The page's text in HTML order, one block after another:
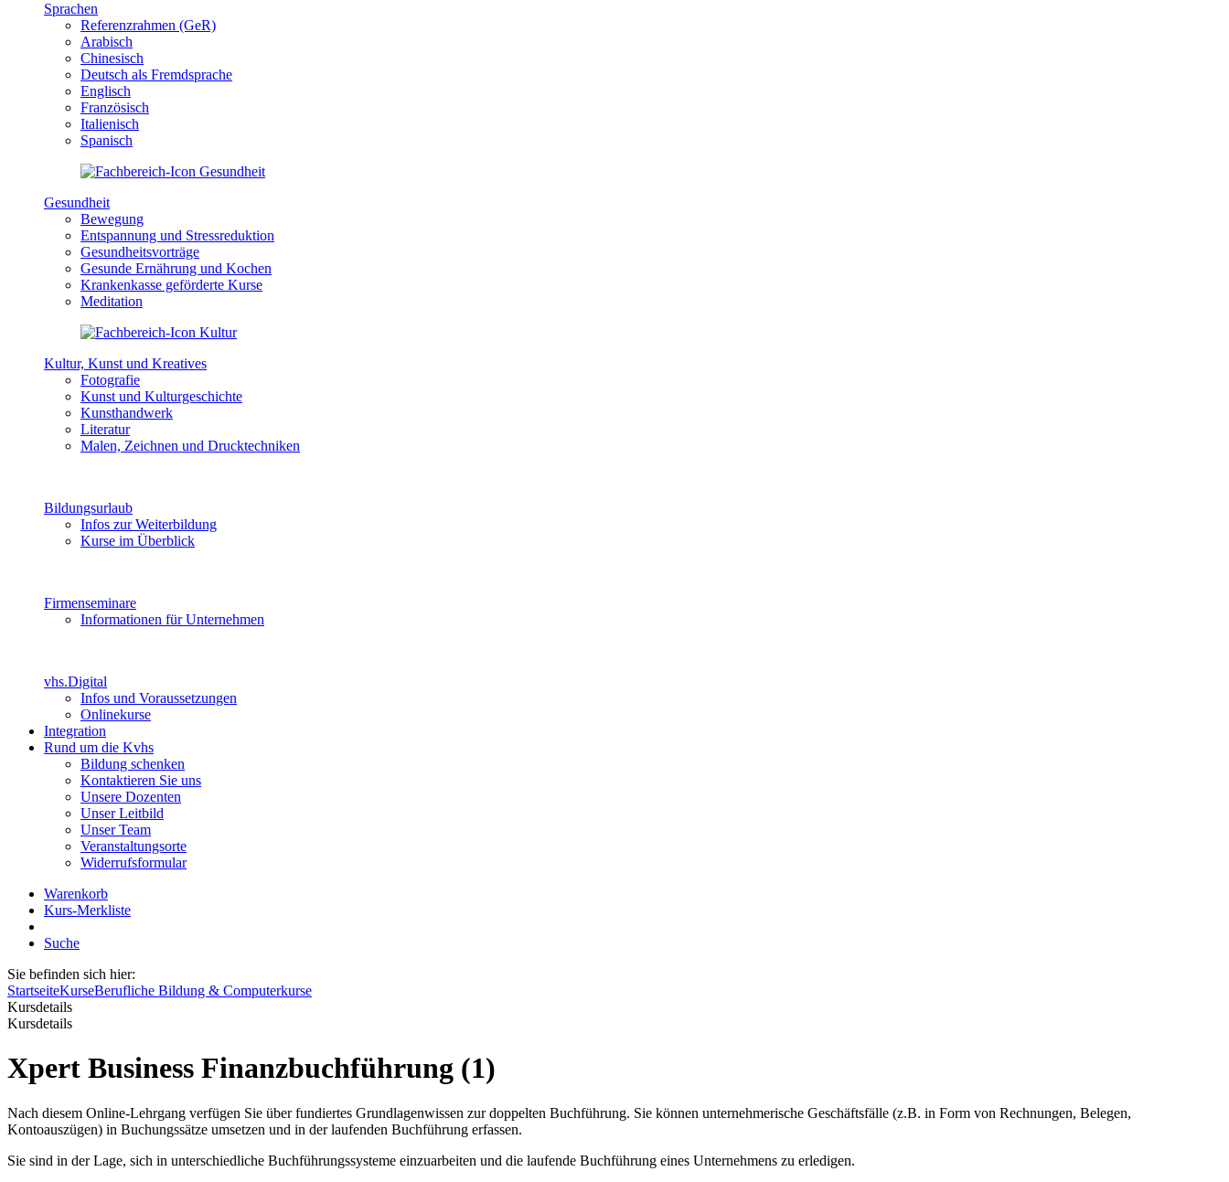
Sprachen
Referenzrahmen (GeR)
Arabisch
Chinesisch
Deutsch als Fremdsprache
Englisch
Französisch
Italienisch
Spanisch
Gesundheit
Bewegung
Entspannung und Stressreduktion
Gesundheitsvorträge
Gesunde Ernährung und Kochen
Krankenkasse geförderte Kurse
Meditation
Kultur, Kunst und Kreatives
Fotografie
Kunst und Kulturgeschichte
Kunsthandwerk
Literatur
Malen, Zeichnen und Drucktechniken
Bildungsurlaub
Infos zur Weiterbildung
Kurse im Überblick
Firmenseminare
Informationen für Unternehmen
vhs.Digital
Infos und Voraussetzungen
Onlinekurse
Integration
Rund um die Kvhs
Bildung schenken
Kontaktieren Sie uns
Unsere Dozenten
Unser Leitbild
Unser Team
Veranstaltungsorte
Widerrufsformular
Warenkorb
Kurs-Merkliste
Suche
Sie befinden sich hier:
StartseiteKurseBerufliche Bildung & Computerkurse
Kursdetails
Kursdetails
Xpert Business Finanzbuchführung (1)
Nach diesem Online-Lehrgang verfügen Sie über fundiertes Grundlagenwissen zur doppelten Buchführung. Sie können unternehmerische Geschäftsfälle (z.B. in Form von Rechnungen, Belegen,
Kontoauszügen) in Buchungssätze umsetzen und in der laufenden Buchführung erfassen.
Sie sind in der Lage, sich in unterschiedliche Buchführungssysteme einzuarbeiten und die laufende Buchführung eines Unternehmens zu erledigen.